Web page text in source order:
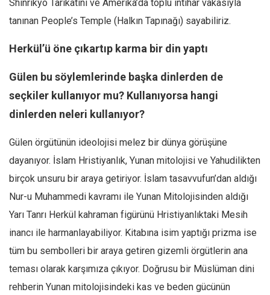
Shinrikyo Tarikatını ve Amerika’da toplu intihar vakasıyla
tanınan People’s Temple (Halkın Tapınağı) sayabiliriz.
Herkül’ü öne çıkartıp karma bir din yaptı
Gülen bu söylemlerinde başka dinlerden de
seçkiler kullanıyor mu? Kullanıyorsa hangi
dinlerden neleri kullanıyor?
Gülen örgütünün ideolojisi melez bir dünya görüşüne
dayanıyor. İslam Hristiyanlık, Yunan mitolojisi ve Yahudilikten
birçok unsuru bir araya getiriyor. İslam tasavvufun’dan aldığı
Nur-u Muhammedi kavramı ile Yunan Mitolojisinden aldığı
Yarı Tanrı Herkül kahraman figürünü Hristiyanlıktaki Mesih
inancı ile harmanlayabiliyor. Kitabına isim yaptığı prizma ise
tüm bu sembolleri bir araya getiren gizemli örgütlerin ana
teması olarak karşımıza çıkıyor. Doğrusu bir Müslüman dini
rehberin Yunan mitolojisindeki kas ve beden gücünün